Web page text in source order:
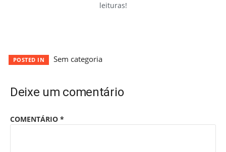
leituras!
POSTED IN Sem categoria
Deixe um comentário
COMENTÁRIO *